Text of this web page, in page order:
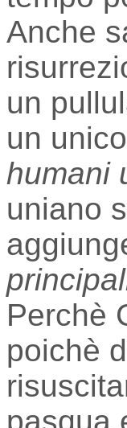
Anche
un
un
humani
uniano
Perchè
poichè